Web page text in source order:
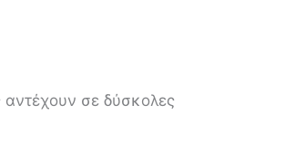
αντέχουν σε δύσκολες